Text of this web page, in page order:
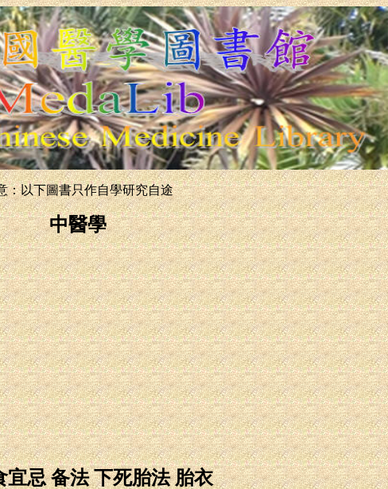
：以下圖書只作自學研究自途
中醫學
忌 备法 下死胎法 胎衣